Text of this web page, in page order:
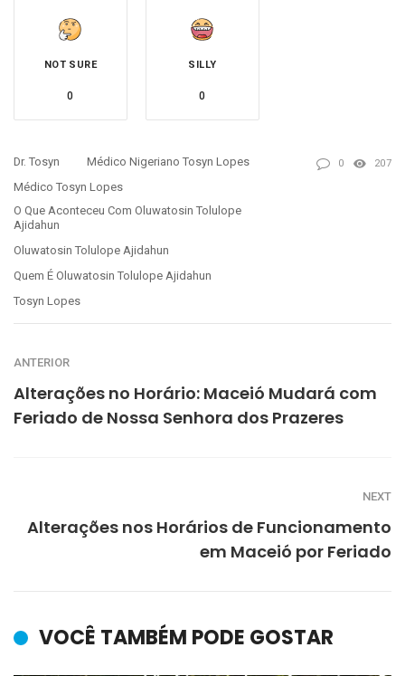
NOT SURE
0
SILLY
0
Dr. Tosyn
Médico Nigeriano Tosyn Lopes
Médico Tosyn Lopes
O Que Aconteceu Com Oluwatosin Tolulope
Ajidahun
Oluwatosin Tolulope Ajidahun
Quem É Oluwatosin Tolulope Ajidahun
Tosyn Lopes
0 207
ANTERIOR
Alterações no Horário: Maceió Mudará com
Feriado de Nossa Senhora dos Prazeres
NEXT
Alterações nos Horários de Funcionamento
em Maceió por Feriado
VOCÊ TAMBÉM PODE GOSTAR